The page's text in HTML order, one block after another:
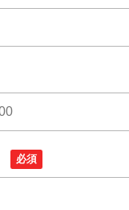
必須